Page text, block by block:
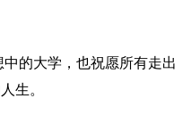
的大学，也祝愿所有走出
生。